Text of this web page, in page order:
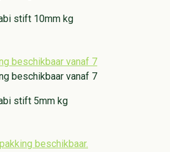
stift 10mm kg
beschikbaar vanaf 7
beschikbaar vanaf 7
stift 5mm kg
beschikbaar.